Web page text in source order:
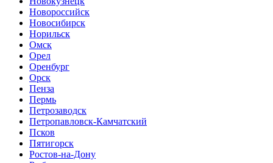
Новороссийск
Новосибирск
Норильск
Омск
Орел
Оренбург
Орск
Пенза
Пермь
Петрозаводск
Петропавловск-Камчатский
Псков
Пятигорск
Ростов-на-Дону